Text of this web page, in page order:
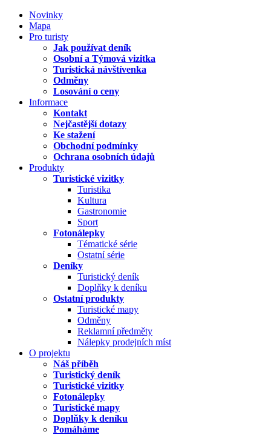
Novinky
Mapa
Pro turisty
Jak používat deník
Osobní a Týmová vizitka
Turistická návštívenka
Odměny
Losování o ceny
Informace
Kontakt
Nejčastější dotazy
Ke stažení
Obchodní podmínky
Ochrana osobních údajů
Produkty
Turistické vizitky
Turistika
Kultura
Gastronomie
Sport
Fotonálepky
Tématické série
Ostatní série
Deníky
Turistický deník
Doplňky k deníku
Ostatní produkty
Turistické mapy
Odměny
Reklamní předměty
Nálepky prodejních míst
O projektu
Náš příběh
Turistický deník
Turistické vizitky
Fotonálepky
Turistické mapy
Doplňky k deníku
Pomáháme